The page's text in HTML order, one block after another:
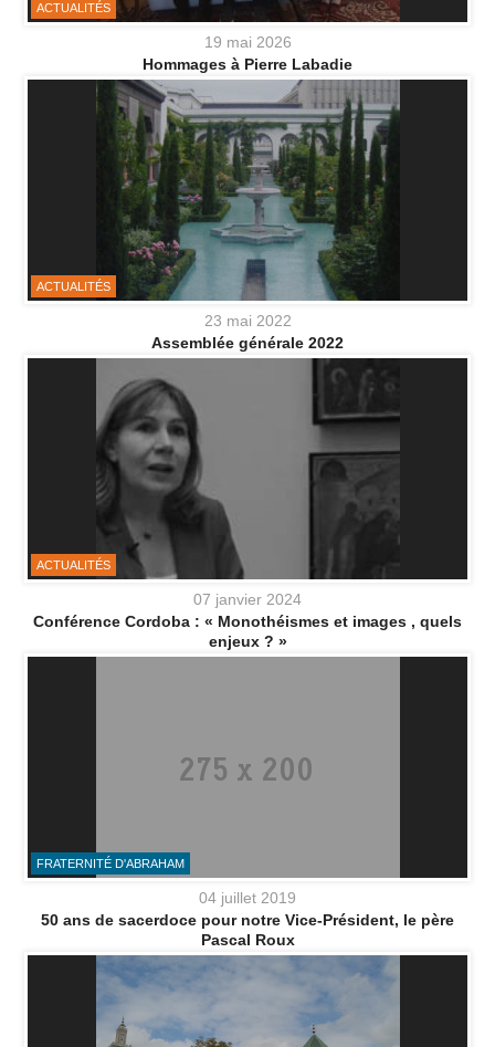
ACTUALITÉS
19 mai 2026
Hommages à Pierre Labadie
ACTUALITÉS
23 mai 2022
Assemblée générale 2022
ACTUALITÉS
07 janvier 2024
Conférence Cordoba : « Monothéismes et images , quels
enjeux ? »
FRATERNITÉ D'ABRAHAM
04 juillet 2019
50 ans de sacerdoce pour notre Vice-Président, le père
Pascal Roux